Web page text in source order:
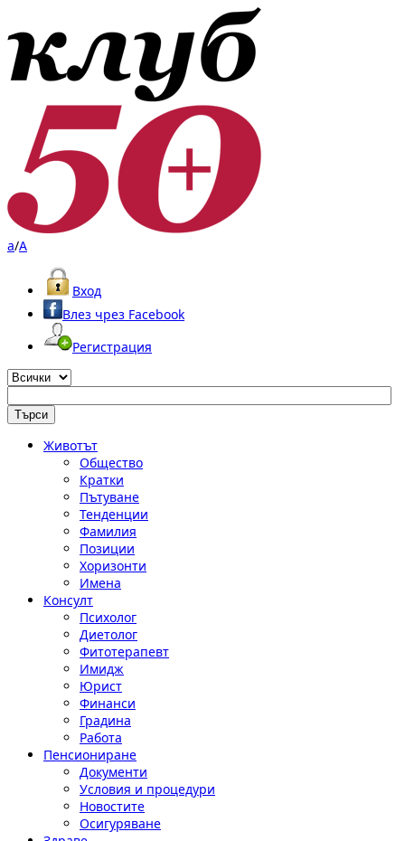
a/A
Вход
Влез чрез Facebook
Регистрация
Животът
Общество
Кратки
Пътуване
Тенденции
Фамилия
Позиции
Хоризонти
Имена
Консулт
Психолог
Диетолог
Фитотерапевт
Имидж
Юрист
Финанси
Градина
Работа
Пенсиониране
Документи
Условия и процедури
Новостите
Осигуряване